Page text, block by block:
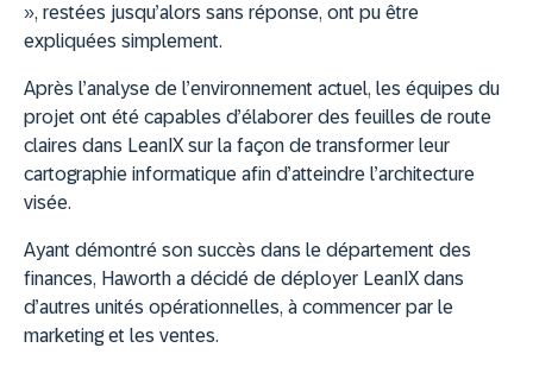
», restées jusqu’alors sans réponse, ont pu être
expliquées simplement.
Après l’analyse de l’environnement actuel, les équipes du
projet ont été capables d’élaborer des feuilles de route
claires dans LeanIX sur la façon de transformer leur
cartographie informatique afin d’atteindre l’architecture
visée.
Ayant démontré son succès dans le département des
finances, Haworth a décidé de déployer LeanIX dans
d’autres unités opérationnelles, à commencer par le
marketing et les ventes.